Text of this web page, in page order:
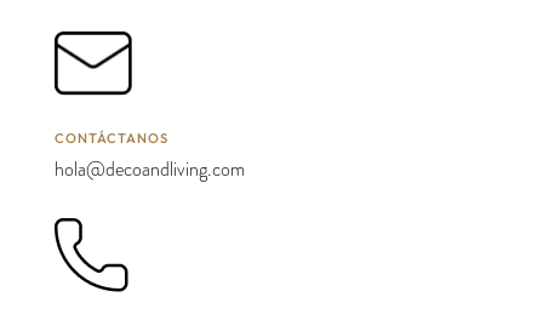
CONTÁCTANOS
hola@decoandliving.com